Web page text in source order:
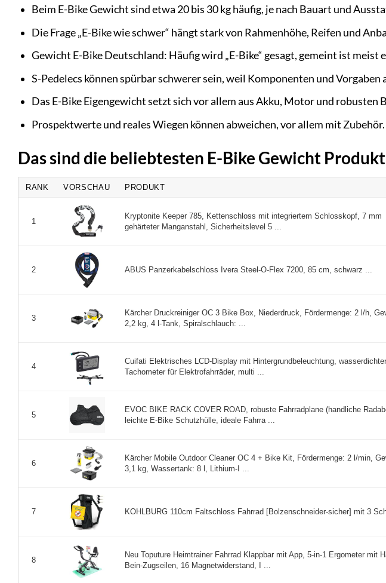
Beim E-Bike Gewicht sind etwa 20 bis 30 kg häufig, je nach Bauart und
Die Frage „E-Bike wie schwer“ hängt stark von Rahmenhöhe, Reifen und
Gewicht E-Bike Deutschland: Häufig wird „E-Bike“ gesagt, gemeint ist meist
S-Pedelecs können spürbar schwerer sein, weil Komponenten und Vorgaben
Das E-Bike Eigengewicht setzt sich vor allem aus Akku, Motor und robusten
Prospektwerte und reales Wiegen können abweichen, vor allem mit Zubehör.
Das sind die beliebtesten E-Bike Gewicht
RANK VORSCHAU PRODUKT
1
Kryptonite Keeper 785, Kettenschloss mit integriertem Schlosskopf, 7 mm
gehärteter Manganstahl, Sicherheitslevel 5 ...
2 ABUS Panzerkabelschloss Ivera Steel-O-Flex 7200, 85 cm, schwarz ...
3
Kärcher Druckreiniger OC 3 Bike Box, Niederdruck, Fördermenge: 2 l/h,
2,2 kg, 4 l-Tank, Spiralschlauch: ...
4
Cuifati Elektrisches LCD-Display mit Hintergrundbeleuchtung, wasserdichter
Tachometer für Elektrofahrräder, multi ...
5
EVOC BIKE RACK COVER ROAD, robuste Fahrradplane (handliche
leichte E-Bike Schutzhülle, ideale Fahrra ...
6
Kärcher Mobile Outdoor Cleaner OC 4 + Bike Kit, Fördermenge: 2 l/min,
3,1 kg, Wassertank: 8 l, Lithium-I ...
7 KOHLBURG 110cm Faltschloss Fahrrad [Bolzenschneider-sicher] mit 3
8
Neu Toputure Heimtrainer Fahrrad Klappbar mit App, 5-in-1 Ergometer mit
Bein-Zugseilen, 16 Magnetwiderstand, I ...